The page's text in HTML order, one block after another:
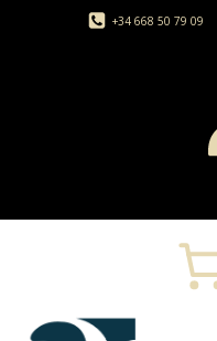
+34 668 50 79 09